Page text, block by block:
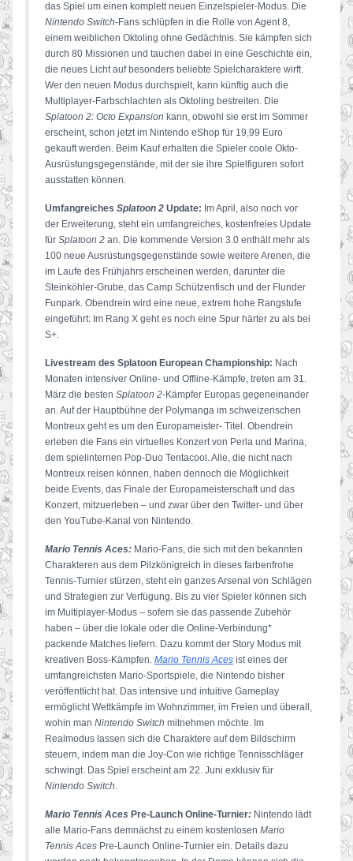
das Spiel um einen komplett neuen Einzelspieler-Modus. Die
Nintendo Switch-Fans schlüpfen in die Rolle von Agent 8,
einem weiblichen Oktoling ohne Gedächtnis. Sie kämpfen sich
durch 80 Missionen und tauchen dabei in eine Geschichte ein,
die neues Licht auf besonders beliebte Spielcharaktere wirft.
Wer den neuen Modus durchspielt, kann künftig auch die
Multiplayer-Farbschlachten als Oktoling bestreiten. Die
Splatoon 2: Octo Expansion kann, obwohl sie erst im Sommer
erscheint, schon jetzt im Nintendo eShop für 19,99 Euro
gekauft werden. Beim Kauf erhalten die Spieler coole Okto-
Ausrüstungsgegenstände, mit der sie ihre Spielfiguren sofort
ausstatten können.
Umfangreiches Splatoon 2 Update: Im April, also noch vor
der Erweiterung, steht ein umfangreiches, kostenfreies Update
für Splatoon 2 an. Die kommende Version 3.0 enthält mehr als
100 neue Ausrüstungsgegenstände sowie weitere Arenen, die
im Laufe des Frühjahrs erscheinen werden, darunter die
Steinköhler-Grube, das Camp Schützenfisch und der Flunder
Funpark. Obendrein wird eine neue, extrem hohe Rangstufe
eingeführt: Im Rang X geht es noch eine Spur härter zu als bei
S+.
Livestream des Splatoon European Championship: Nach
Monaten intensiver Online- und Offline-Kämpfe, treten am 31.
März die besten Splatoon 2-Kämpfer Europas gegeneinander
an. Auf der Hauptbühne der Polymanga im schweizerischen
Montreux geht es um den Europameister- Titel. Obendrein
erleben die Fans ein virtuelles Konzert von Perla und Marina,
dem spielinternen Pop-Duo Tentacool. Alle, die nicht nach
Montreux reisen können, haben dennoch die Möglichkeit
beide Events, das Finale der Europameisterschaft und das
Konzert, mitzuerleben – und zwar über den Twitter- und über
den YouTube-Kanal von Nintendo.
Mario Tennis Aces: Mario-Fans, die sich mit den bekannten
Charakteren aus dem Pilzkönigreich in dieses farbenfrohe
Tennis-Turnier stürzen, steht ein ganzes Arsenal von Schlägen
und Strategien zur Verfügung. Bis zu vier Spieler können sich
im Multiplayer-Modus – sofern sie das passende Zubehör
haben – über die lokale oder die Online-Verbindung*
packende Matches liefern. Dazu kommt der Story Modus mit
kreativen Boss-Kämpfen. Mario Tennis Aces ist eines der
umfangreichsten Mario-Sportspiele, die Nintendo bisher
veröffentlicht hat. Das intensive und intuitive Gameplay
ermöglicht Wettkämpfe im Wohnzimmer, im Freien und überall,
wohin man Nintendo Switch mitnehmen möchte. Im
Realmodus lassen sich die Charaktere auf dem Bildschirm
steuern, indem man die Joy-Con wie richtige Tennisschläger
schwingt. Das Spiel erscheint am 22. Juni exklusiv für
Nintendo Switch.
Mario Tennis Aces Pre-Launch Online-Turnier: Nintendo lädt
alle Mario-Fans demnächst zu einem kostenlosen Mario
Tennis Aces Pre-Launch Online-Turnier ein. Details dazu